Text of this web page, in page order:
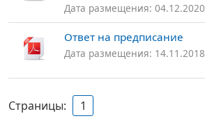
Дата размещения: 04.12.2020
Ответ на предписание
Дата размещения: 14.11.2018
Страницы: 1